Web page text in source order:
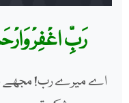
رَبِّ اغْفِرْ
اے میرے رب! مجھے